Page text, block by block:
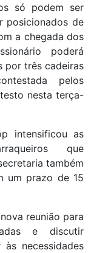
só podem ser
posicionados de
a chegada dos
poderá
por três cadeiras
pelos
nesta terça-
intensificou as
que
também
um prazo de 15
reunião para
e discutir
necessidades